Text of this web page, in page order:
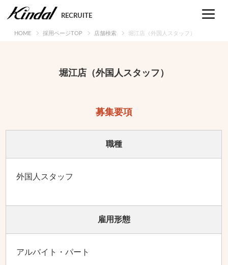
RECRUITE
HOME 採用ページTOP 店舗検索 堀江店（外国人スタッフ）
堀江店（外国人スタッフ）
募集要項
職種
外国人スタッフ
雇用形態
アルバイト・パート